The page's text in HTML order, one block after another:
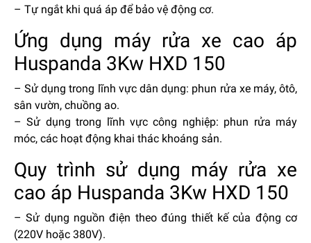
– Tự ngắt khi quá áp để bảo vệ động cơ.
Ứng dụng máy rửa xe cao áp
Huspanda 3Kw HXD 150
– Sử dụng trong lĩnh vực dân dụng: phun rửa xe máy, ôtô,
sân vườn, chuồng ao.
– Sử dụng trong lĩnh vực công nghiệp: phun rửa máy
móc, các hoạt động khai thác khoáng sản.
Quy trình sử dụng máy rửa xe
cao áp Huspanda 3Kw HXD 150
– Sử dụng nguồn điện theo đúng thiết kế của động cơ
(220V hoặc 380V).